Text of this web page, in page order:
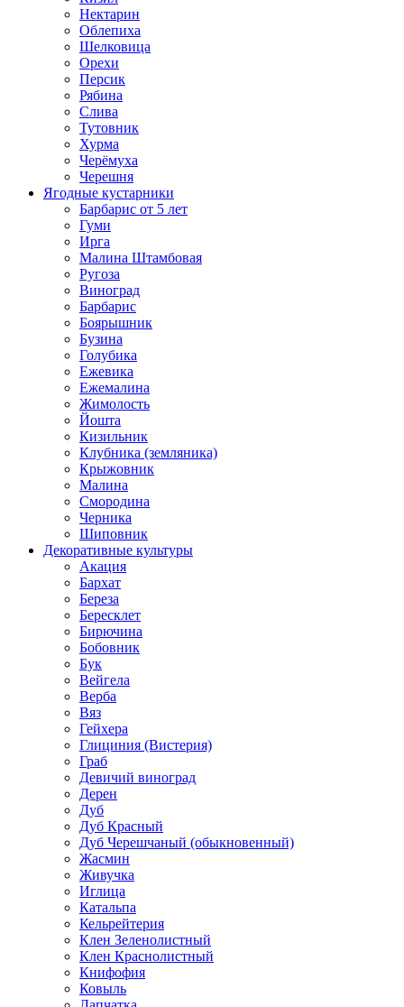
Нектарин
Облепиха
Шелковица
Орехи
Персик
Рябина
Слива
Тутовник
Хурма
Черёмуха
Черешня
Ягодные кустарники
Барбарис от 5 лет
Гуми
Ирга
Малина Штамбовая
Ругоза
Виноград
Барбарис
Боярышник
Бузина
Голубика
Ежевика
Ежемалина
Жимолость
Йошта
Кизильник
Клубника (земляника)
Крыжовник
Малина
Смородина
Черника
Шиповник
Декоративные культуры
Акация
Бархат
Береза
Бересклет
Бирючина
Бобовник
Бук
Вейгела
Верба
Вяз
Гейхера
Глициния (Вистерия)
Граб
Девичий виноград
Дерен
Дуб
Дуб Красный
Дуб Черешчаный (обыкновенный)
Жасмин
Живучка
Иглица
Катальпа
Кельрейтерия
Клен Зеленолистный
Клен Краснолистный
Книфофия
Ковыль